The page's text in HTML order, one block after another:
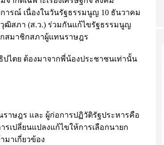
ารณ์ เนื่องในวันรัฐธรรมนูญ 10 ธันวาคม
ฒิสภา (ส.ว.) ร่วมกันแก้ไขรัฐธรรมนูญ
กสมาชิกสภาผู้แทนราษฎร
ไตย ต้องมาจากพี่น้องประชาชนเท่านั้น
าษฎร และ ผู้ก่อการปฏิวัติรัฐประหารคือ
เปลี่ยนแปลงแก้ไขให้การเลือกนายก
าเกี่ยวข้อง